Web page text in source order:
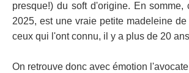
presque!) du soft d'origine. En somme,
2025, est une vraie petite madeleine
ceux qui l'ont connu, il y a plus de 20
On retrouve donc avec émotion